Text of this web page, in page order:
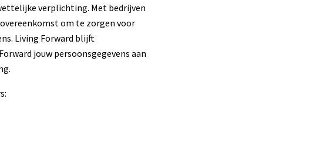
verplichting. Met bedrijven
om te zorgen voor
Living Forward blijft
jouw persoonsgegevens aan